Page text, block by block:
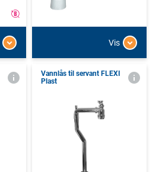
Vis
Vannlås til servant FLEXI
Plast